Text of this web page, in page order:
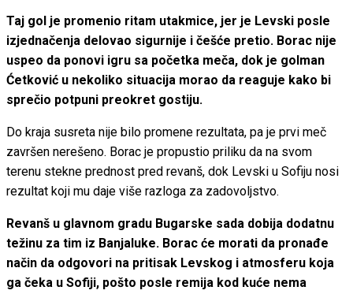
Taj gol je promenio ritam utakmice, jer je Levski posle
izjednačenja delovao sigurnije i češće pretio. Borac nije
uspeo da ponovi igru sa početka meča, dok je golman
Ćetković u nekoliko situacija morao da reaguje kako bi
sprečio potpuni preokret gostiju.
Do kraja susreta nije bilo promene rezultata, pa je prvi meč
završen nerešeno. Borac je propustio priliku da na svom
terenu stekne prednost pred revanš, dok Levski u Sofiju nosi
rezultat koji mu daje više razloga za zadovoljstvo.
Revanš u glavnom gradu Bugarske sada dobija dodatnu
težinu za tim iz Banjaluke. Borac će morati da pronađe
način da odgovori na pritisak Levskog i atmosferu koja
ga čeka u Sofiji, pošto posle remija kod kuće nema